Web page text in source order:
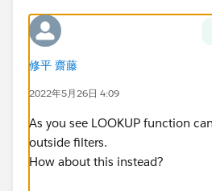
修平 齋藤
2022年5月26日 4:09
As you see LOOKUP function
outside filters.
How about this instead?